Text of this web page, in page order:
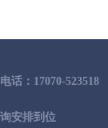
电话：17070-523518
询安排到位